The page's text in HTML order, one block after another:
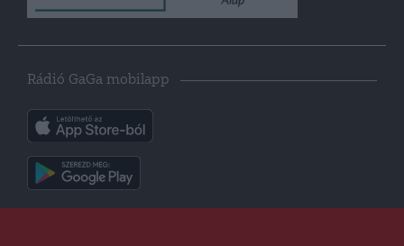
Rádió GaGa mobilapp